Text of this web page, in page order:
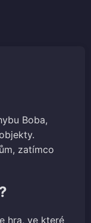
Boba,
zatímco
hra, ve které